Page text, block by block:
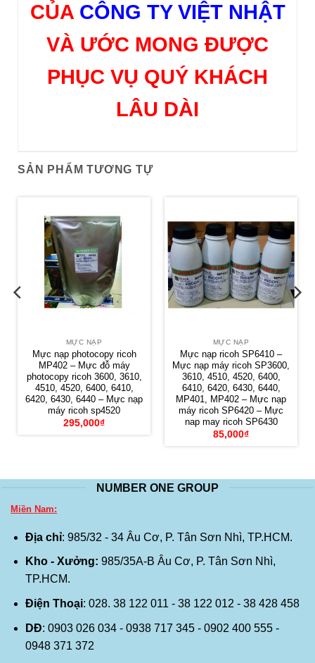
CỦA CÔNG TY VIỆT NHẬT
VÀ ƯỚC MONG ĐƯỢC
PHỤC VỤ QUÝ KHÁCH
LÂU DÀI
SẢN PHẨM TƯƠNG TỰ
MỰC NẠP
Mực nạp photocopy ricoh
MP402 – Mực đỗ máy
photocopy ricoh 3600, 3610,
4510, 4520, 6400, 6410,
6420, 6430, 6440 – Mực nạp
máy ricoh sp4520
295,000₫
MỰC NẠP
Mực nạp ricoh SP6410 –
Mực nạp máy ricoh SP3600,
3610, 4510, 4520, 6400,
6410, 6420, 6430, 6440,
MP401, MP402 – Mực nạp
máy ricoh SP6420 – Mực
nap may ricoh SP6430
85,000₫
NUMBER ONE GROUP
Miền Nam:
Địa chỉ: 985/32 - 34 Âu Cơ, P. Tân Sơn Nhì, TP.HCM.
Kho - Xưởng: 985/35A-B Âu Cơ, P. Tân Sơn Nhì,
TP.HCM.
Điện Thoại: 028. 38 122 011 - 38 122 012 - 38 428 458
DĐ: 0903 026 034 - 0938 717 345 - 0902 400 555 -
0948 371 372